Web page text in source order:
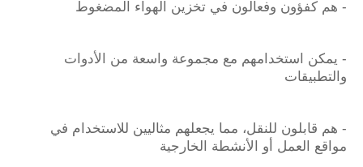
- هم كفؤون وفعالون في تخزين الهواء المضغوط
- يمكن استخدامهم مع مجموعة واسعة من الأدوات
والتطبيقات
- هم قابلون للنقل، مما يجعلهم مثاليين للاستخدام في
مواقع العمل أو الأنشطة الخارجية